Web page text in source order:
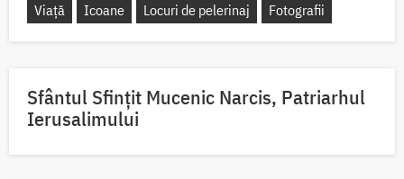
Viață Icoane Locuri de pelerinaj Fotografii
Sfântul Sfinţit Mucenic Narcis, Patriarhul
Ierusalimului